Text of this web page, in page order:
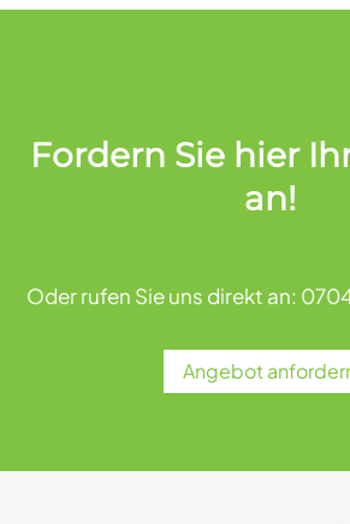
Fordern Sie hier
an!
Oder rufen Sie uns direkt an:
Angebot